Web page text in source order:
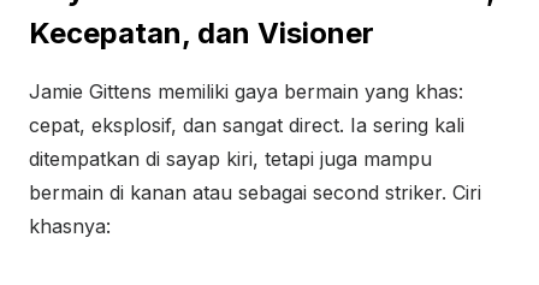
Kecepatan, dan Visioner
Jamie Gittens memiliki gaya bermain yang khas:
cepat, eksplosif, dan sangat direct. Ia sering kali
ditempatkan di sayap kiri, tetapi juga mampu
bermain di kanan atau sebagai second striker. Ciri
khasnya: